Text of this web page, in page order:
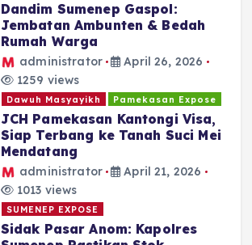
Dandim Sumenep Gaspol:
Jembatan Ambunten & Bedah
Rumah Warga
administrator
April 26, 2026
1259 views
Dawuh Masyayikh Pamekasan Expose
JCH Pamekasan Kantongi Visa,
Siap Terbang ke Tanah Suci Mei
Mendatang
administrator
April 21, 2026
1013 views
SUMENEP EXPOSE
Sidak Pasar Anom: Kapolres